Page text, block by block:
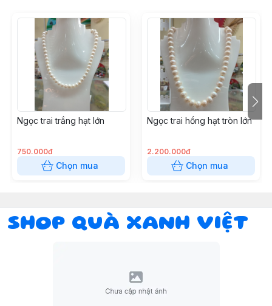
Ngọc trai trắng hạt lớn
750.000đ
Chọn mua
Ngọc trai hồng hạt tròn lớn
2.200.000đ
Chọn mua
SHOP QUÀ XANH VIỆT